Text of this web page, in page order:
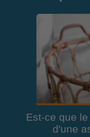
Est-ce que
d'une